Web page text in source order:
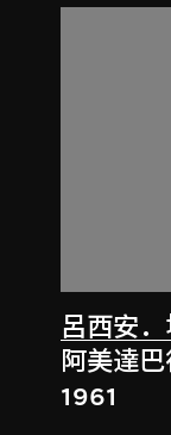
呂西安
阿美達
1961